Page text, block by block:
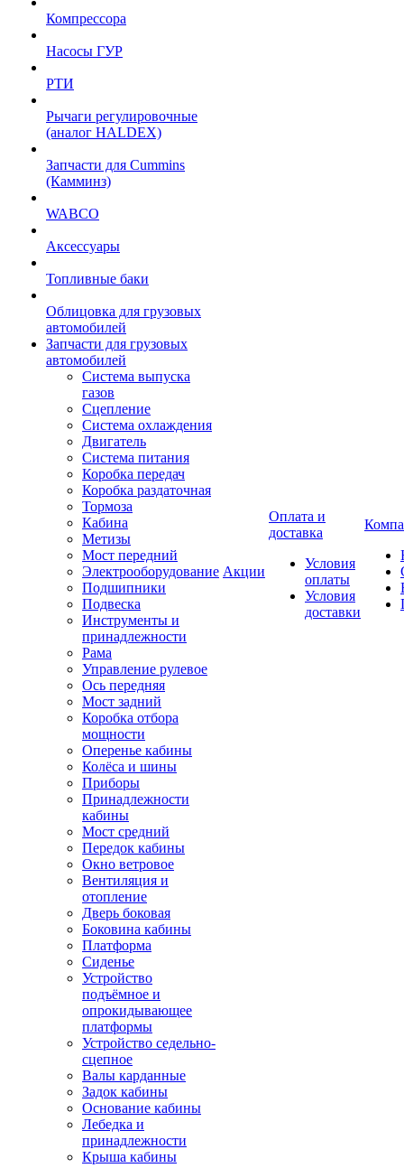
Компрессора
Насосы ГУР
РТИ
Рычаги регулировочные
(аналог HALDEX)
Запчасти для Cummins
(Камминз)
WABCO
Аксессуары
Топливные баки
Облицовка для грузовых
автомобилей
Запчасти для грузовых
автомобилей
Система выпуска
газов
Сцепление
Система охлаждения
Двигатель
Система питания
Коробка передач
Коробка раздаточная
Тормоза
Кабина
Метизы
Мост передний
Электрооборудование
Подшипники
Подвеска
Инструменты и
принадлежности
Рама
Управление рулевое
Ось передняя
Мост задний
Коробка отбора
мощности
Оперенье кабины
Колёса и шины
Приборы
Принадлежности
кабины
Мост средний
Передок кабины
Окно ветровое
Вентиляция и
отопление
Дверь боковая
Боковина кабины
Платформа
Сиденье
Устройство
подъёмное и
опрокидывающее
платформы
Устройство седельно-
сцепное
Валы карданные
Задок кабины
Основание кабины
Лебедка и
принадлежности
Крыша кабины
Акции
Оплата и
доставка
Условия
оплаты
Условия
доставки